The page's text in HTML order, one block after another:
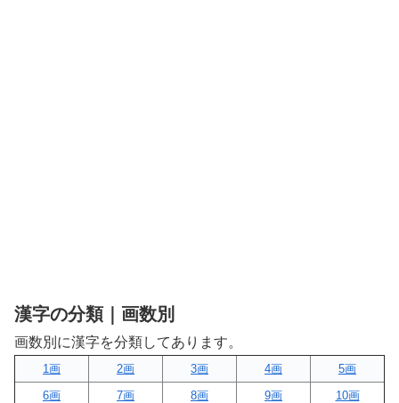
漢字の分類｜画数別
画数別に漢字を分類してあります。
1画 2画 3画 4画
5画
6画
7画 8画 9画
10画